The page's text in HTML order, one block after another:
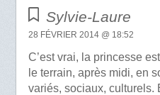
Sylvie-Laure
28 FÉVRIER 2014 @ 18:52
C’est vrai, la princesse
le terrain, après midi, en
variés, sociaux, culturels.